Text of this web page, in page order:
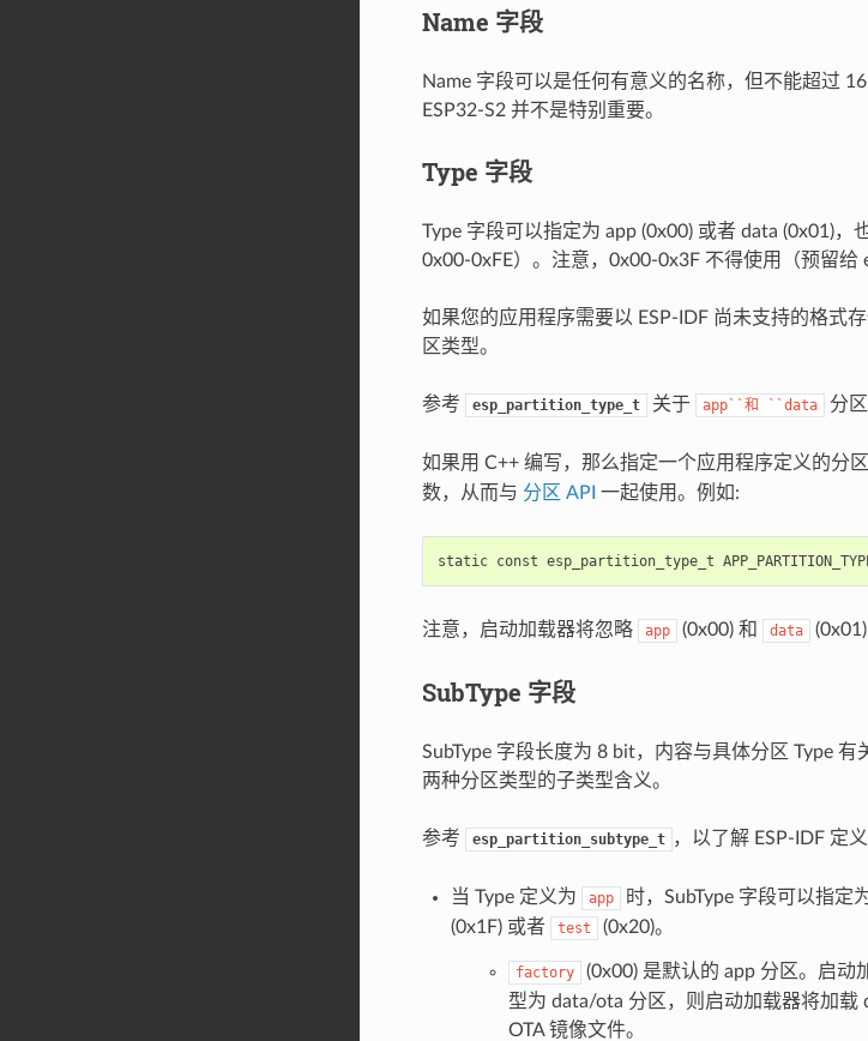
Name 字段
Name 字段可以是任何有意义的名称，但不能超过
ESP32-S2 并不是特别重要。
Type 字段
Type 字段可以指定为 app (0x00) 或者 data (0x01)
0x00-0xFE）。注意，0x00-0x3F 不得使用（预留给
如果您的应用程序需要以 ESP-IDF 尚未支持的格式
区类型。
参考 esp_partition_type_t 关于 app``和 ``data 分
如果用 C++ 编写，那么指定一个应用程序定义的分
数，从而与 分区 API 一起使用。例如:
static const esp_partition_type_t
注意，启动加载器将忽略 app (0x00) 和 data
SubType 字段
SubType 字段长度为 8 bit，内容与具体分区 Type 有
两种分区类型的子类型含义。
参考 esp_partition_subtype_t ，以了解 ESP-IDF 定
当 Type 定义为 app 时，SubType 字段可以指定
(0x1F) 或者 test (0x20)。
factory
(0x00) 是默认的 app 分区。启
型为 data/ota 分区，则启动加载器将加
OTA 镜像文件。